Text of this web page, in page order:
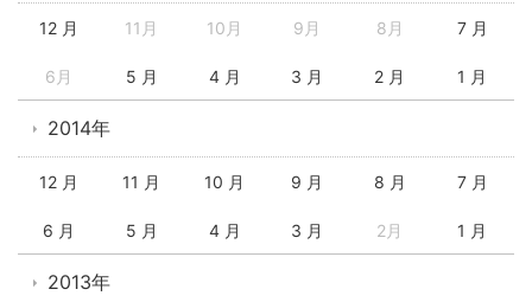
12 月 11月 10月 9月 8月 7 月
6月 5 月 4 月 3 月 2 月 1 月
2014年
12 月 11 月 10 月 9 月 8 月 7 月
6 月 5 月 4 月 3 月 2月 1 月
2013年